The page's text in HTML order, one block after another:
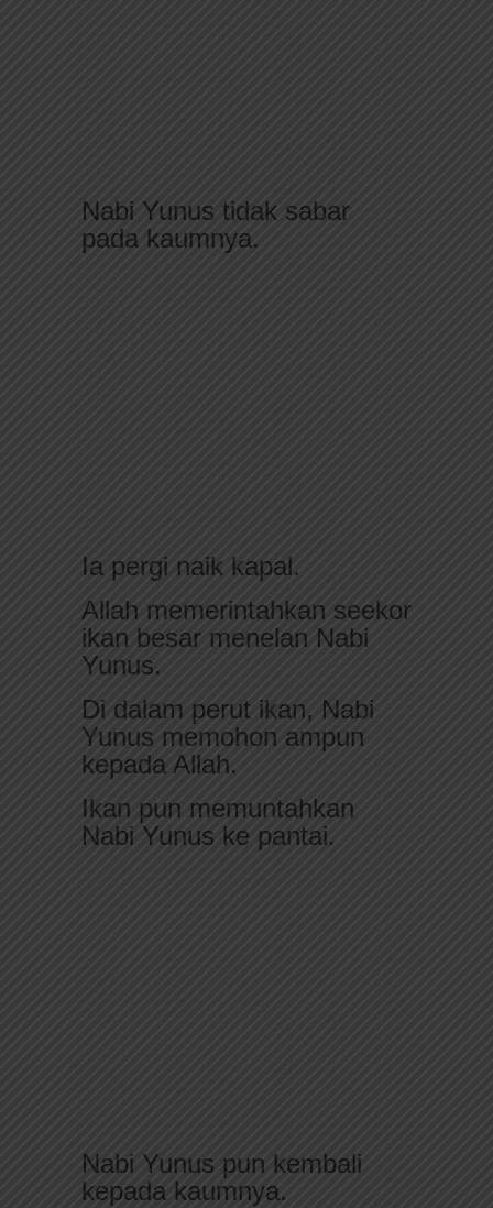
Nabi Yunus tidak sabar
pada kaumnya.
Ia pergi naik kapal.
Allah memerintahkan seekor
ikan besar menelan Nabi
Yunus.
Di dalam perut ikan, Nabi
Yunus memohon ampun
kepada Allah.
Ikan pun memuntahkan
Nabi Yunus ke pantai.
Nabi Yunus pun kembali
kepada kaumnya.